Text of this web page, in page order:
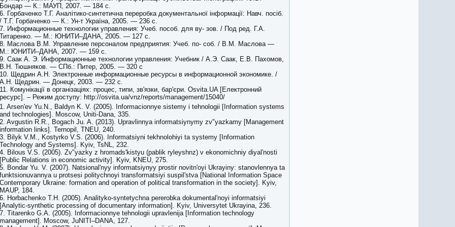
Бондар — К.: МАУП, 2007. — 184 с.
6. Горбаченко Т.Г. Аналітико-синтетична переробка документальної інформації: Навч. посіб.
/ Т.Г. Горбаченко — К.: Ун-т Україна, 2005. — 236 с.
7. Информационные технологии управления: Учеб. пособ. для ву- зов. / Под ред. Г.А.
Титаренко. — М.: ЮНИТИ–ДАНА, 2005. — 127 с.
8. Маслова В.М. Управление персоналом предприятия: Учеб. по- соб. / В.М. Маслова —
М.: ЮНИТИ–ДАНА, 2007. — 159 с.
9. Саак А. Э. Информационные технологии управления: Учебник / А.Э. Саак, Е.В. Пахомов,
В.Н. Тюшняков. — СПб.: Питер, 2005. — 320 с
10. Щедрин А.Н. Электронные информационные ресурсы в информационной экономике. /
А.Н. Щедрин. — Донецк, 2003. — 232 с.
11. Комунікації в організаціях: процес, типи, зв'язки, бар'єри. Osvita.UA [Електронний
ресурс]. – Режим доступу: http://osvita.ua/vnz/reports/management/15040/
1. Arsen'ev Yu.N., Baldyn K. V. (2005). Informacionnye sistemy i tehnologii [Information systems
and technologies]. Moscow, Uniti-Dana, 335.
2. Avgustin R.R., Bogach Ju. A. (2013). Upravlinnya informatsiynymy zv"yazkamy [Management
information links]. Ternopil, TNEU, 240.
3. Bilyk V.M., Kostyrko V.S. (2006). Informatsiyni tekhnolohiyi ta systemy [Information
Technology and Systems]. Kyiv, TsNL, 232.
4. Bilous V.S. (2005). Zv"yazky z hromads'kistyu (pablik ryleyshnz) v ekonomichniy diyal'nosti
[Public Relations in economic activity]. Kyiv, KNEU, 275.
5. Bondar Yu. V. (2007). Natsional'nyy informatsiynyy prostir novitn'oyi Ukrayiny: stanovlennya ta
funktsionuvannya u protsesi politychnoyi transformatsiyi suspil'stva [National Information Space
Contemporary Ukraine: formation and operation of political transformation in the society]. Kyiv,
MAUP, 184.
6. Horbachenko T.H. (2005). Analityko-syntetychna pererobka dokumental'noyi informatsiyi
[Analytic-synthetic processing of documentary information]. Kyiv, Universytet Ukrayina, 236.
7. Titarenko G.A. (2005). Informacionnye tehnologii upravlenija [Information technology
management]. Moscow, JuNITI–DANA, 127.